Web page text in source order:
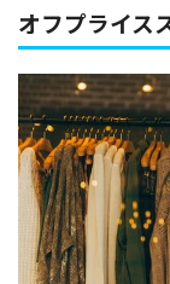
オフプライス